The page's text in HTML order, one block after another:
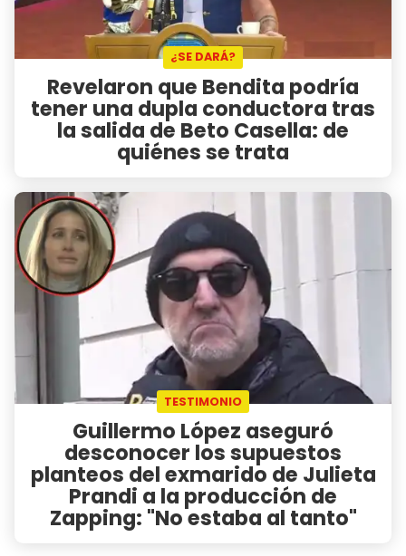
¿SE DARÁ?
Revelaron que Bendita podría
tener una dupla conductora tras
la salida de Beto Casella: de
quiénes se trata
TESTIMONIO
Guillermo López aseguró
desconocer los supuestos
planteos del exmarido de Julieta
Prandi a la producción de
Zapping: "No estaba al tanto"